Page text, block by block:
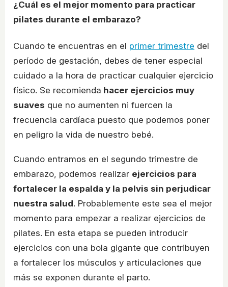
¿Cuál es el mejor momento para practicar
pilates durante el embarazo?
Cuando te encuentras en el primer trimestre del
período de gestación, debes de tener especial
cuidado a la hora de practicar cualquier ejercicio
físico. Se recomienda hacer ejercicios muy
suaves que no aumenten ni fuercen la
frecuencia cardíaca puesto que podemos poner
en peligro la vida de nuestro bebé.
Cuando entramos en el segundo trimestre de
embarazo, podemos realizar ejercicios para
fortalecer la espalda y la pelvis sin perjudicar
nuestra salud. Probablemente este sea el mejor
momento para empezar a realizar ejercicios de
pilates. En esta etapa se pueden introducir
ejercicios con una bola gigante que contribuyen
a fortalecer los músculos y articulaciones que
más se exponen durante el parto.